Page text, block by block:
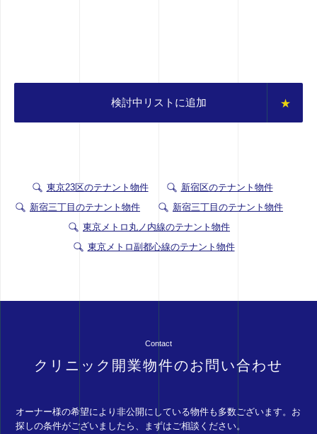
検討中リストに追加
東京23区のテナント物件
新宿区のテナント物件
新宿三丁目のテナント物件
新宿三丁目のテナント物件
東京メトロ丸ノ内線のテナント物件
東京メトロ副都心線のテナント物件
Contact
クリニック開業物件のお問い合わせ
オーナー様の希望により非公開にしている物件も多数ございます。お
探しの条件がございましたら、まずはご相談ください。